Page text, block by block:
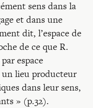
sens dans la
et dans une
dit, l’espace de
de ce que R.
espace
un lieu producteur
dans leur sens,
» (p.32).